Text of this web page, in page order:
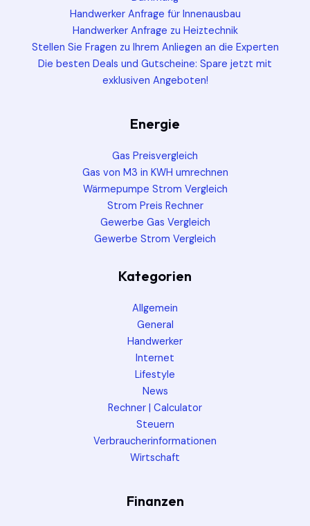
Handwerker Anfrage für Innenausbau
Handwerker Anfrage zu Heiztechnik
Stellen Sie Fragen zu Ihrem Anliegen an die Experten
Die besten Deals und Gutscheine: Spare jetzt mit
exklusiven Angeboten!
Energie
Gas Preisvergleich
Gas von M3 in KWH umrechnen
Wärmepumpe Strom Vergleich
Strom Preis Rechner
Gewerbe Gas Vergleich
Gewerbe Strom Vergleich
Kategorien
Allgemein
General
Handwerker
Internet
Lifestyle
News
Rechner | Calculator
Steuern
Verbraucherinformationen
Wirtschaft
Finanzen